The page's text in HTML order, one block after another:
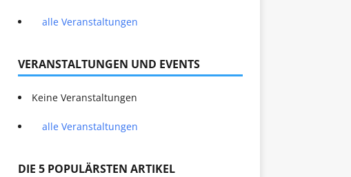
alle Veranstaltungen
VERANSTALTUNGEN UND EVENTS
Keine Veranstaltungen
alle Veranstaltungen
DIE 5 POPULÄRSTEN ARTIKEL